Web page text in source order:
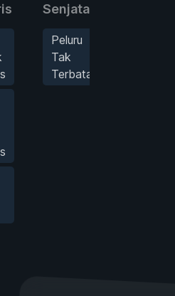
Senjata
Peluru
Tak
Terbatas